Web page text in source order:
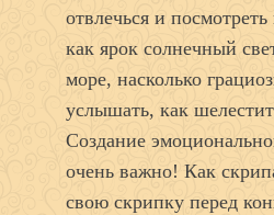
отвлечься и
как ярок солнечный
море, насколько
услышать, как
Создание
очень важно! Как
свою скрипку перед